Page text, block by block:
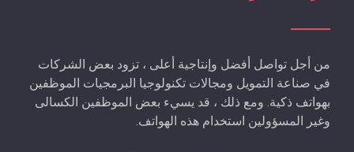
من أجل تواصل أفضل وإنتاجية أعلى ، تزود بعض الشركات
في صناعة التمويل ومجالات تكنولوجيا البرمجيات الموظفين
بهواتف ذكية. ومع ذلك ، قد يسيء بعض الموظفين الكسالى
وغير المسؤولين استخدام هذه الهواتف.